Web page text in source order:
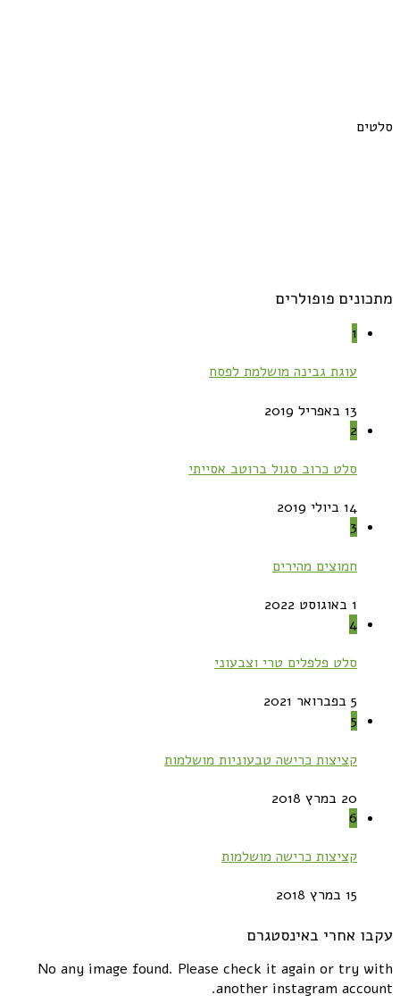
סלטים
מתכונים פופולרים
1
עוגת גבינה מושלמת לפסח
13 באפריל 2019
2
סלט כרוב סגול ברוטב אסייתי
14 ביולי 2019
3
חמוצים מהירים
1 באוגוסט 2022
4
סלט פלפלים טרי וצבעוני
5 בפברואר 2021
5
קציצות כרישה טבעוניות מושלמות
20 במרץ 2018
6
קציצות כרישה מושלמות
15 במרץ 2018
עקבו אחרי באינסטגרם
No any image found. Please check it again or try with
another instagram account.